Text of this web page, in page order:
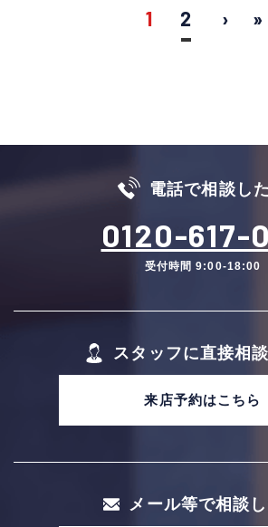
1 2 › »
電話で相談し
0120-617-
受付時間 9:00-18:00
スタッフに直接相
来店予約はこちら
メール等で相談